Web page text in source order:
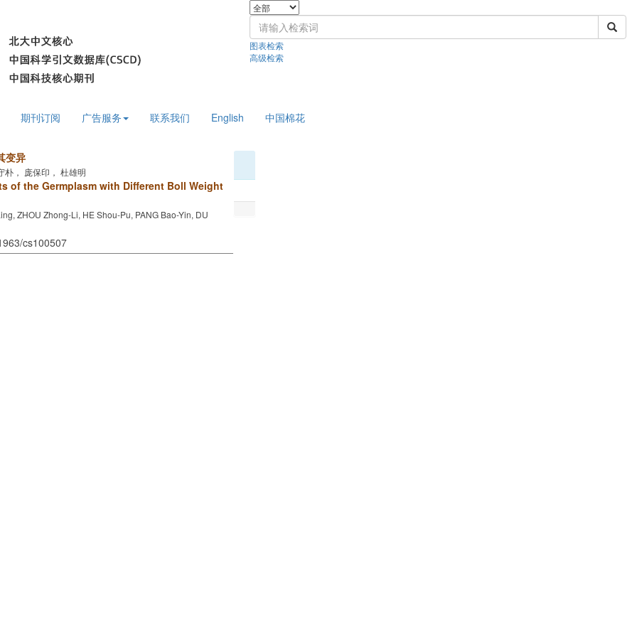
图表检索
高级检索
期刊订阅 广告服务 联系我们 English 中国棉花
变异
朴， 庞保印， 杜雄明
of the Germplasm with Different Boll Weight
ZHOU Zhong-Li, HE Shou-Pu, PANG Bao-Yin, DU
cs100507